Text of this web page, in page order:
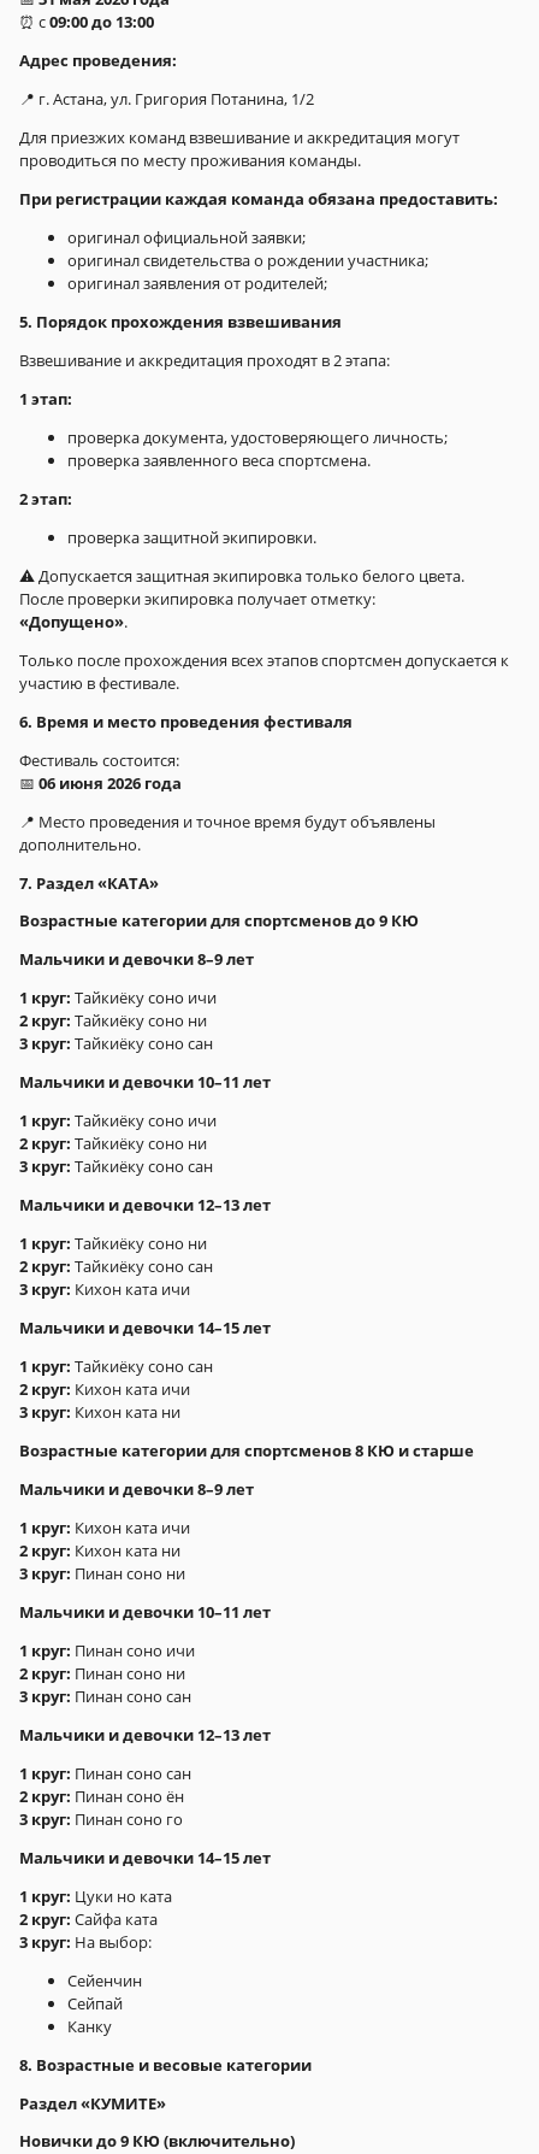
⏰ с09:00 до 13:00
Адрес проведения:
📍 г. Астана, ул. Григория Потанина, 1/2
Для приезжих команд взвешивание и аккредитация могут
проводиться по месту проживания команды.
При регистрации каждая команда обязана предоставить:
оригинал официальной заявки;
оригинал свидетельства о рождении участника;
оригинал заявления от родителей;
5. Порядок прохождения взвешивания
Взвешивание и аккредитация проходят в 2 этапа:
1 этап:
проверка документа, удостоверяющего личность;
проверка заявленного веса спортсмена.
2 этап:
проверка защитной экипировки.
⚠️ Допускается защитная экипировка только белого цвета.
После проверки экипировка получает отметку:
«Допущено».
Только после прохождения всех этапов спортсмен допускается к
участию в фестивале.
6. Время и место проведения фестиваля
Фестиваль состоится:
📅 06 июня 2026 года
📍 Место проведения и точное время будут объявлены
дополнительно.
7. Раздел «КАТА»
Возрастные категории для спортсменов до 9 КЮ
Мальчики и девочки 8–9 лет
1 круг: Тайкиёку соно ичи
2 круг: Тайкиёку соно ни
3 круг: Тайкиёку соно сан
Мальчики и девочки 10–11 лет
1 круг: Тайкиёку соно ичи
2 круг: Тайкиёку соно ни
3 круг: Тайкиёку соно сан
Мальчики и девочки 12–13 лет
1 круг: Тайкиёку соно ни
2 круг: Тайкиёку соно сан
3 круг: Кихон ката ичи
Мальчики и девочки 14–15 лет
1 круг: Тайкиёку соно сан
2 круг: Кихон ката ичи
3 круг: Кихон ката ни
Возрастные категории для спортсменов 8 КЮ и старше
Мальчики и девочки 8–9 лет
1 круг: Кихон ката ичи
2 круг: Кихон ката ни
3 круг: Пинан соно ни
Мальчики и девочки 10–11 лет
1 круг: Пинан соно ичи
2 круг: Пинан соно ни
3 круг: Пинан соно сан
Мальчики и девочки 12–13 лет
1 круг: Пинан соно сан
2 круг: Пинан соно ён
3 круг: Пинан соно го
Мальчики и девочки 14–15 лет
1 круг: Цуки но ката
2 круг: Сайфа ката
3 круг: На выбор:
Сейенчин
Сейпай
Канку
8. Возрастные и весовые категории
Раздел «КУМИТЕ»
Новички до 9 КЮ (включительно)